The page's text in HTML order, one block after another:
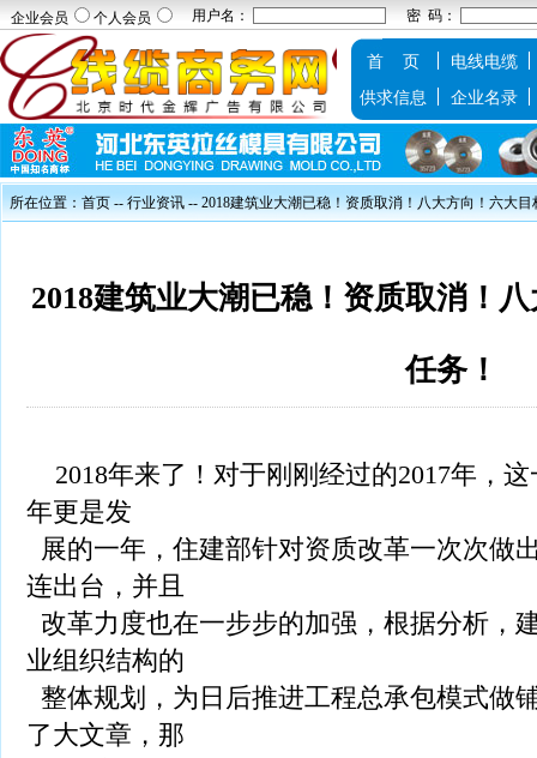
企业会员 个人会员 用户名： 密 码：
首 页
电线电缆
供求信息
企业名录
所在位置：首页 --行业资讯-- 2018建筑业大潮已稳！资质取消！八大方向！六大目
2018建筑业大潮已稳！资质取消！
任务！
2018年来了！对于刚刚经过的2017年，
年更是发
展的一年，住建部针对资质改革一次次做
连出台，并且
改革力度也在一步步的加强，根据分析，
业组织结构的
整体规划，为日后推进工程总承包模式做
了大文章，那